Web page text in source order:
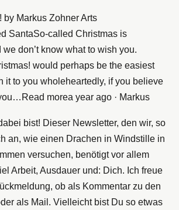
by Markus Zohner Arts
SantaSo-called Christmas is
don’t know what to wish you.
would perhaps be the easiest
it to you wholeheartedly, if you believe
morea year ago · Markus
bist! Dieser Newsletter, den wir, so
an, wie einen Drachen in Windstille in
versuchen, benötigt vor allem
Arbeit, Ausdauer und: Dich. Ich freue
ob als Kommentar zu den
als Mail. Vielleicht bist Du so etwas